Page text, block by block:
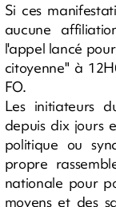
Si ces
aucune
l'appel lancé
citoyenne" à
FO.
Les initiateurs
depuis dix jours
politique ou
propre
nationale pour
moyens et des